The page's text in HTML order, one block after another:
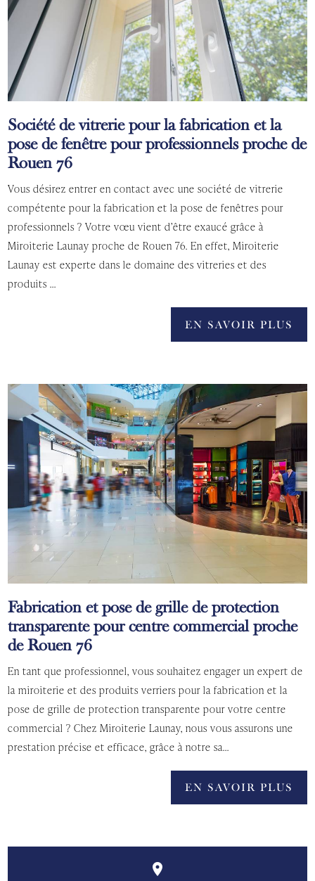
Société de vitrerie pour la fabrication et la
pose de fenêtre pour professionnels proche de
Rouen 76
Vous désirez entrer en contact avec une société de vitrerie
compétente pour la fabrication et la pose de fenêtres pour
professionnels ? Votre vœu vient d’être exaucé grâce à
Miroiterie Launay proche de Rouen 76. En effet, Miroiterie
Launay est experte dans le domaine des vitreries et des
produits ...
EN SAVOIR PLUS
Fabrication et pose de grille de protection
transparente pour centre commercial proche
de Rouen 76
En tant que professionnel, vous souhaitez engager un expert de
la miroiterie et des produits verriers pour la fabrication et la
pose de grille de protection transparente pour votre centre
commercial ? Chez Miroiterie Launay, nous vous assurons une
prestation précise et efficace, grâce à notre sa...
EN SAVOIR PLUS
place